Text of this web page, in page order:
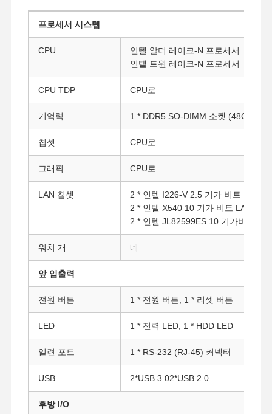
프로세서 시스템
CPU
인텔 알더 레이크-N 프로세서
인텔 트윈 레이크-N 프로세서
CPU TDP CPU로
기억력 1 * DDR5 SO-DIMM 소켓 (48G까지)
칩셋 CPU로
그래픽 CPU로
LAN 칩셋
2 * 인텔 I226-V 2.5 기가 비트 LAN
2 * 인텔 X540 10 기가 비트 LAN
2 * 인텔 JL82599ES 10 기가비트
워치 개 네
앞 입출력
전원 버튼 1 * 전원 버튼, 1 * 리셋 버튼
LED 1 * 전력 LED, 1 * HDD LED
일련 포트 1 * RS-232 (RJ-45) 커넥터
USB 2*USB 3.02*USB 2.0
후방 I/O